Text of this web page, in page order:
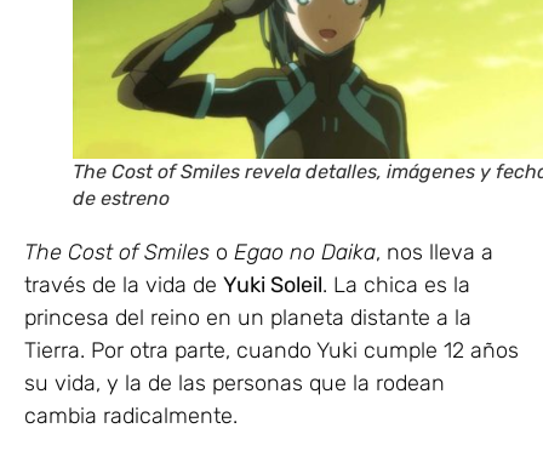
The Cost of Smiles revela detalles, imágenes y
de estreno
The Cost of Smiles o Egao no Daika, nos lleva a
través de la vida de Yuki Soleil. La chica es la
princesa del reino en un planeta distante a la
Tierra. Por otra parte, cuando Yuki cumple 12 años
su vida, y la de las personas que la rodean
cambia radicalmente.